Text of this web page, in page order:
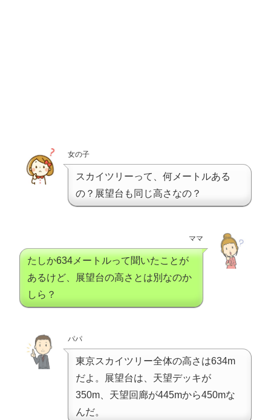
女の子
スカイツリーって、何メートルある
の？展望台も同じ高さなの？
ママ
たしか634メートルって聞いたことが
あるけど、展望台の高さとは別なのか
しら？
パパ
東京スカイツリー全体の高さは634m
だよ。展望台は、天望デッキが
350m、天望回廊が445mから450mな
んだ。